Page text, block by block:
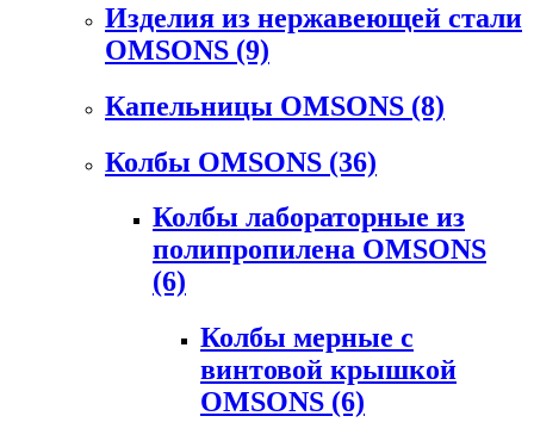
Изделия из нержавеющей стали
OMSONS (9)
Капельницы OMSONS (8)
Колбы OMSONS (36)
Колбы лабораторные из
полипропилена OMSONS
(6)
Колбы мерные с
винтовой крышкой
OMSONS (6)